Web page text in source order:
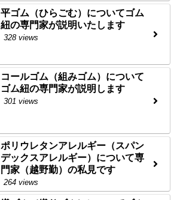
平ゴム（ひらごむ）についてゴム
紐の専門家が説明いたします
328 views
コールゴム（組みゴム）について
ゴム紐の専門家が説明します
301 views
ポリウレタンアレルギー（スパン
デックスアレルギー）について専
門家（越野勤）の私見です
264 views